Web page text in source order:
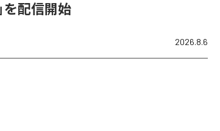
を配信開始
2026.8.6